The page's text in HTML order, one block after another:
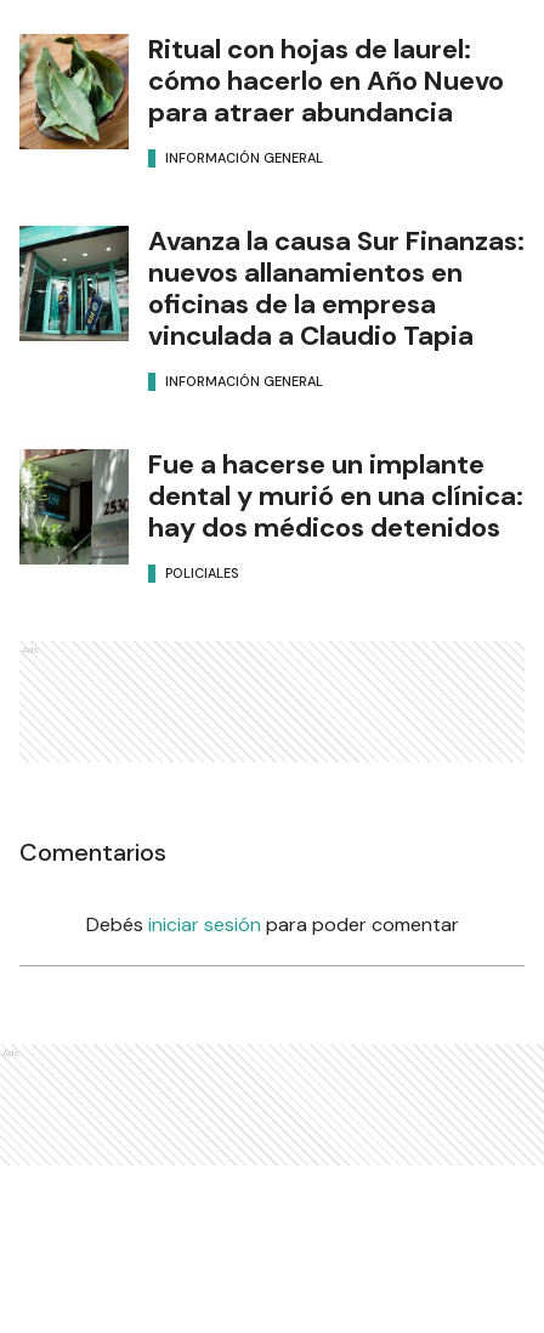
Ritual con hojas de laurel:
cómo hacerlo en Año Nuevo
para atraer abundancia
INFORMACIÓN GENERAL
Avanza la causa Sur Finanzas:
nuevos allanamientos en
oficinas de la empresa
vinculada a Claudio Tapia
INFORMACIÓN GENERAL
Fue a hacerse un implante
dental y murió en una clínica:
hay dos médicos detenidos
POLICIALES
Ads
Comentarios
Debés iniciar sesión para poder comentar
Ads